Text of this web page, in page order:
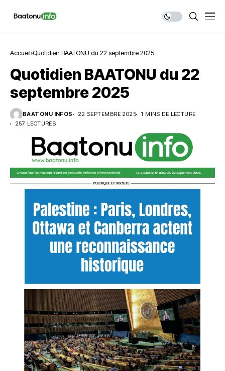
Accueil Quotidien BAATONU du 22 septembre 2025
Quotidien BAATONU du 22
septembre 2025
BAATONU INFOS 22 SEPTEMBRE 2025
1 MINS DE LECTURE
257 LECTURES